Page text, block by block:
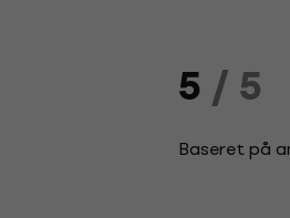
5/ 5
Baseret på